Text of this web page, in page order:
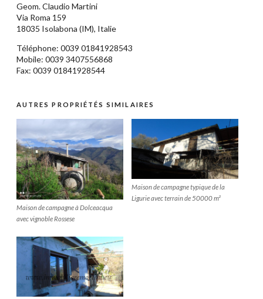
Geom.Claudio Martini
Via Roma 159
18035 Isolabona (IM), Italie
Téléphone: 0039 01841928543
Mobile: 0039 3407556868
Fax: 0039 01841928544
AUTRES PROPRIÉTÉS SIMILAIRES
Maison de campagne à Dolceacqua
avec vignoble Rossese
Maison de campagne typique de la
Ligurie avec terrain de 50000 m²